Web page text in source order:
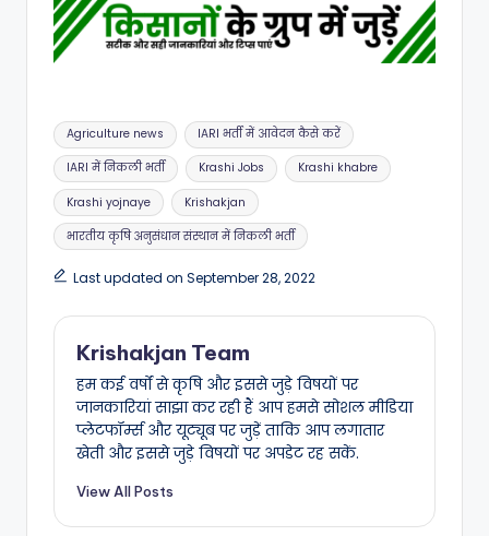
Tags:
Agriculture news IARI भर्ती में आवेदन कैसे करें
IARI में निकली भर्ती Krashi Jobs Krashi khabre
Krashi yojnaye Krishakjan
भारतीय कृषि अनुसंधान संस्थान में निकली भर्ती
Last updated on September 28, 2022
Krishakjan Team
हम कई वर्षों से कृषि और इससे जुड़े विषयों पर
जानकारियां साझा कर रही हैं आप हमसे सोशल मीडिया
प्लेटफॉर्म्स और यूट्यूब पर जुड़ें ताकि आप लगातार
खेती और इससे जुड़े विषयों पर अपडेट रह सकें.
View All Posts